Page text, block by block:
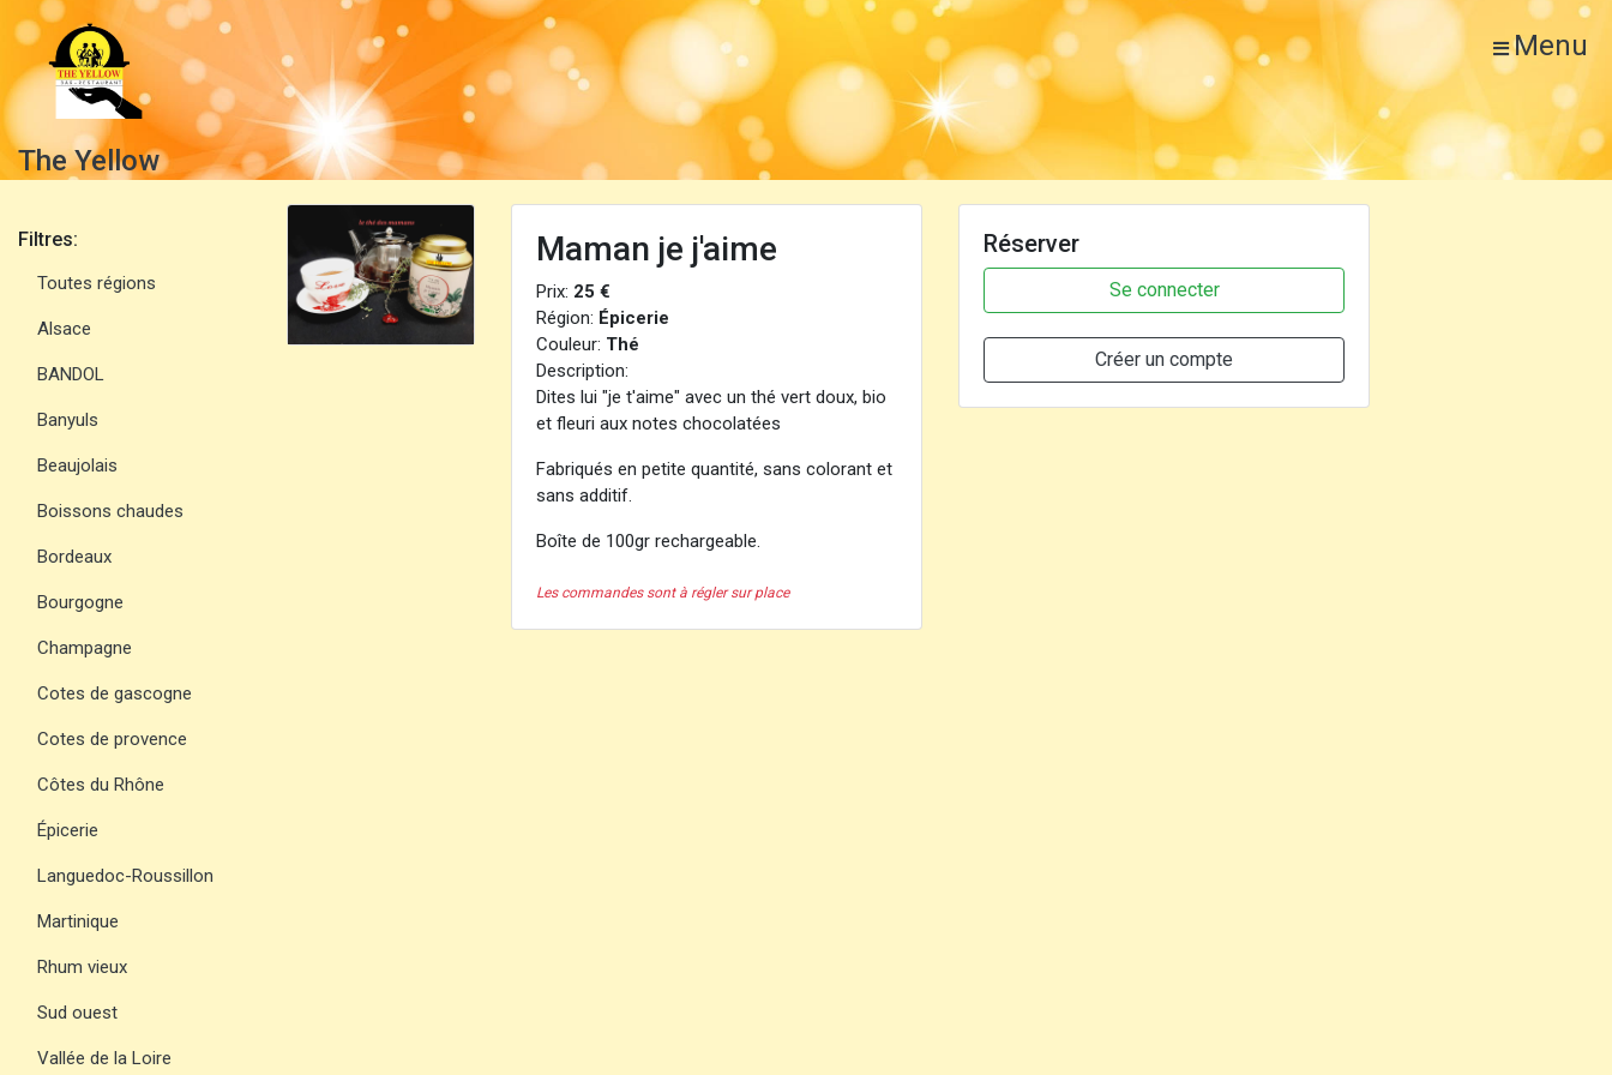
Menu
The Yellow
Filtres:
Toutes régions
Alsace
BANDOL
Banyuls
Beaujolais
Boissons chaudes
Bordeaux
Bourgogne
Champagne
Cotes de gascogne
Cotes de provence
Côtes du Rhône
Épicerie
Languedoc-Roussillon
Martinique
Rhum vieux
Sud ouest
Vallée de la Loire
Maman je j'aime
Prix: 25 €
Région: Épicerie
Couleur: Thé
Description:
Dites lui "je t'aime" avec un thé vert doux, bio
et fleuri aux notes chocolatées
Fabriqués en petite quantité, sans colorant et
sans additif.
Boîte de 100gr rechargeable.
Les commandes sont à régler sur place
Réserver
Se connecter
Créer un compte